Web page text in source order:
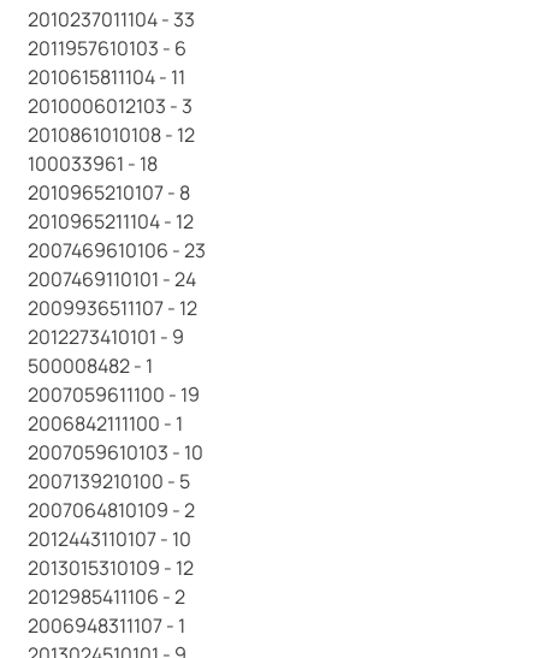
2010237011104 - 33
2011957610103 - 6
2010615811104 - 11
2010006012103 - 3
2010861010108 - 12
100033961 - 18
2010965210107 - 8
2010965211104 - 12
2007469610106 - 23
2007469110101 - 24
2009936511107 - 12
2012273410101 - 9
500008482 - 1
2007059611100 - 19
2006842111100 - 1
2007059610103 - 10
2007139210100 - 5
2007064810109 - 2
2012443110107 - 10
2013015310109 - 12
2012985411106 - 2
2006948311107 - 1